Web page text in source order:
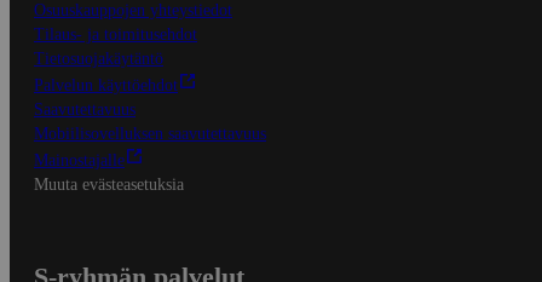
Osuuskauppojen yhteystiedot
Tilaus- ja toimitusehdot
Tietosuojakäytäntö
Palvelun käyttöehdot
Saavutettavuus
Mobiilisovelluksen saavutettavuus
Mainostajalle
Muuta evästeasetuksia